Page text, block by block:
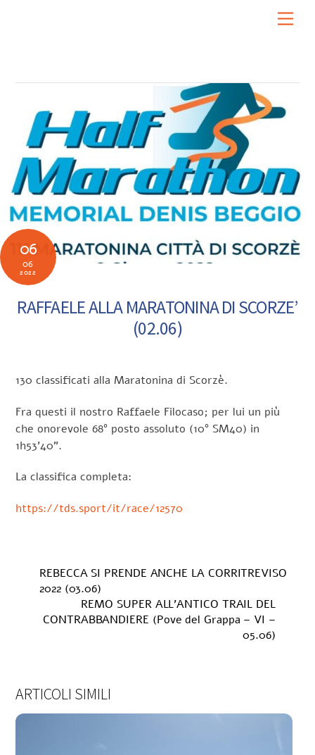
06
06
2022
RAFFAELE ALLA MARATONINA DI SCORZE’
(02.06)
130 classificati alla Maratonina di Scorzè.
Fra questi il nostro Raffaele Filocaso; per lui un più
che onorevole 68° posto assoluto (10° SM40) in
1h53’40”.
La classifica completa:
https://tds.sport/it/race/12570
REBECCA SI PRENDE ANCHE LA CORRITREVISO
2022 (03.06)
REMO SUPER ALL’ANTICO TRAIL DEL
CONTRABBANDIERE (Pove del Grappa – VI –
05.06)
ARTICOLI SIMILI